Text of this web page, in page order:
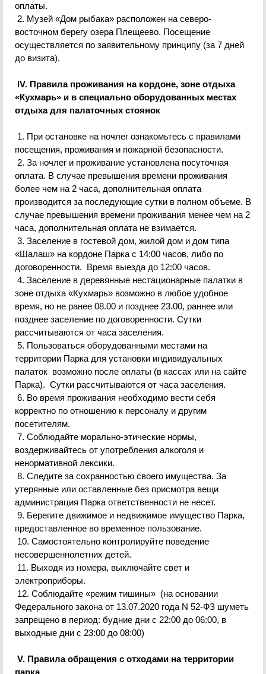
оплаты.
2. Музей «Дом рыбака» расположен на северо-
восточном берегу озера Плещеево. Посещение
осуществляется по заявительному принципу (за 7 дней
до визита).
IV. Правила проживания на кордоне, зоне отдыха
«Кухмарь» и в специально оборудованных местах
отдыха для палаточных стоянок
1. При остановке на ночлег ознакомьтесь с правилами
посещения, проживания и пожарной безопасности.
2. За ночлег и проживание установлена посуточная
оплата. В случае превышения времени проживания
более чем на 2 часа, дополнительная оплата
производится за последующие сутки в полном объеме. В
случае превышения времени проживания менее чем на 2
часа, дополнительная оплата не взимается.
3. Заселение в гостевой дом, жилой дом и дом типа
«Шалаш» на кордоне Парка с 14:00 часов, либо по
договоренности. Время выезда до 12:00 часов.
4. Заселение в деревянные нестационарные палатки в
зоне отдыха «Кухмарь» возможно в любое удобное
время, но не ранее 08.00 и позднее 23.00, раннее или
позднее заселение по договоренности. Сутки
рассчитываются от часа заселения.
5. Пользоваться оборудованными местами на
территории Парка для установки индивидуальных
палаток возможно после оплаты (в кассах или на сайте
Парка). Сутки рассчитываются от часа заселения.
6. Во время проживания необходимо вести себя
корректно по отношению к персоналу и другим
посетителям.
7. Соблюдайте морально-этические нормы,
воздерживайтесь от употребления алкоголя и
ненормативной лексики.
8. Следите за сохранностью своего имущества. За
утерянные или оставленные без присмотра вещи
администрация Парка ответственности не несет.
9. Берегите движимое и недвижимое имущество Парка,
предоставленное во временное пользование.
10. Самостоятельно контролируйте поведение
несовершеннолетних детей.
11. Выходя из номера, выключайте свет и
электроприборы.
12. Соблюдайте «режим тишины» (на основании
Федерального закона от 13.07.2020 года N 52-ФЗ шуметь
запрещено в период: будние дни с 22:00 до 06:00, в
выходные дни с 23:00 до 08:00)
V. Правила обращения с отходами на территории
парка